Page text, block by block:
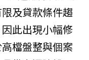
及貸款條件趨
此出現小幅修
檔盤整與個案